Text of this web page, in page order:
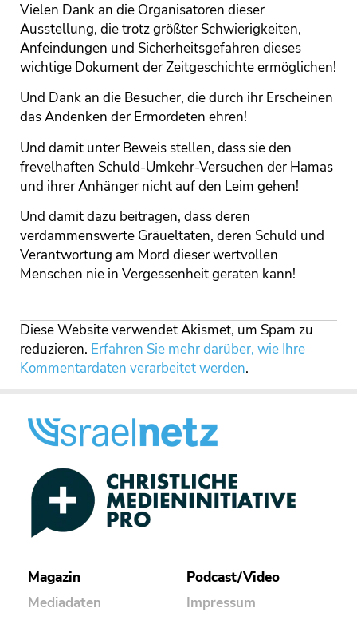
Vielen Dank an die Organisatoren dieser
Ausstellung, die trotz größter Schwierigkeiten,
Anfeindungen und Sicherheitsgefahren dieses
wichtige Dokument der Zeitgeschichte ermöglichen!
Und Dank an die Besucher, die durch ihr Erscheinen
das Andenken der Ermordeten ehren!
Und damit unter Beweis stellen, dass sie den
frevelhaften Schuld-Umkehr-Versuchen der Hamas
und ihrer Anhänger nicht auf den Leim gehen!
Und damit dazu beitragen, dass deren
verdammenswerte Gräueltaten, deren Schuld und
Verantwortung am Mord dieser wertvollen
Menschen nie in Vergessenheit geraten kann!
Diese Website verwendet Akismet, um Spam zu
reduzieren. Erfahren Sie mehr darüber, wie Ihre
Kommentardaten verarbeitet werden.
Magazin
Mediadaten
Podcast/Video
Impressum